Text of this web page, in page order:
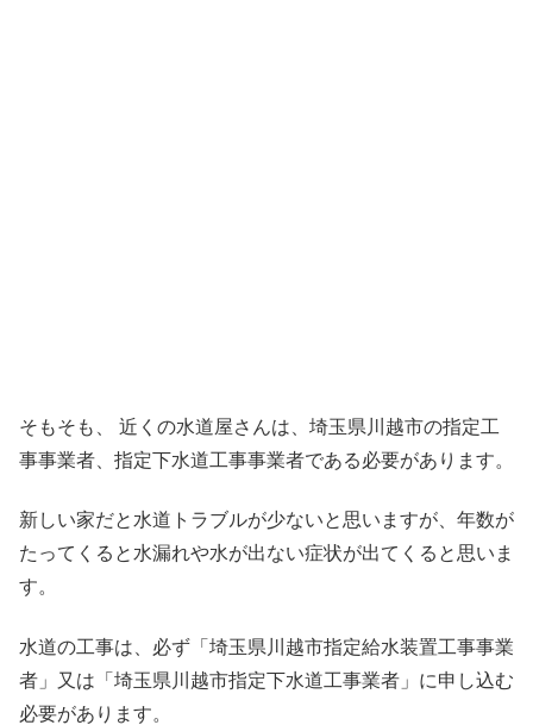
そもそも、 近くの水道屋さんは、埼玉県川越市の指定工
事事業者、指定下水道工事事業者である必要があります。
新しい家だと水道トラブルが少ないと思いますが、年数が
たってくると水漏れや水が出ない症状が出てくると思いま
す。
水道の工事は、必ず「埼玉県川越市指定給水装置工事事業
者」又は「埼玉県川越市指定下水道工事業者」に申し込む
必要があります。